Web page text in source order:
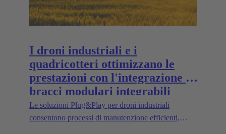
I droni industriali e i
quadricotteri ottimizzano le
prestazioni con l'integrazione di
bracci modulari integrabili
Le soluzioni Plug&Play per droni industriali
consentono processi di manutenzione efficienti,